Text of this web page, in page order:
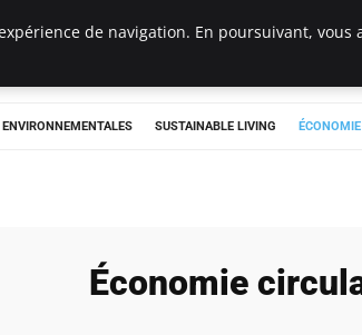
SUSTAINABLE LIVING
Économie
de navigation. En poursuivant,